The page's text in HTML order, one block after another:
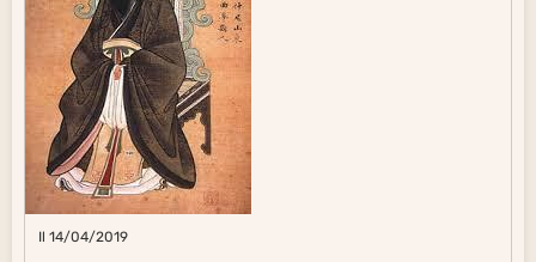
Il 14/04/2019